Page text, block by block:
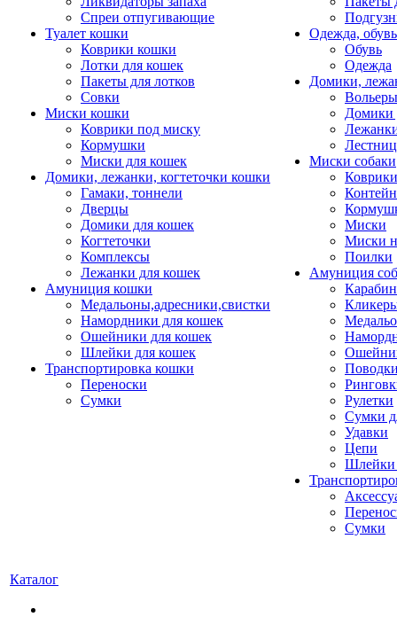
Спреи отпугивающие
Туалет кошки
Коврики кошки
Лотки для кошек
Пакеты для лотков
Совки
Миски кошки
Коврики под миску
Кормушки
Миски для кошек
Домики, лежанки, когтеточки кошки
Гамаки, тоннели
Дверцы
Домики для кошек
Когтеточки
Комплексы
Лежанки для кошек
Амуниция кошки
Медальоны,адресники,свистки
Намордники для кошек
Ошейники для кошек
Шлейки для кошек
Транспортировка кошки
Переноски
Сумки
Одежда, обувь
Обувь
Одежда
Домики,
Домики
Миски собаки
Миски
Миски
Поилки
Амуниция
Рулетки
Сумки
Удавки
Цепи
Шлейки
Сумки
Каталог